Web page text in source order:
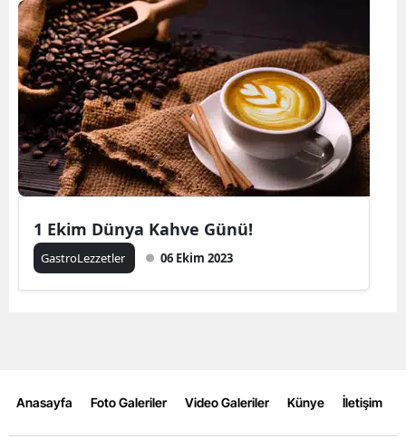
1 Ekim Dünya Kahve Günü!
GastroLezzetler 06 Ekim 2023
Anasayfa Foto Galeriler Video Galeriler Künye İletişim